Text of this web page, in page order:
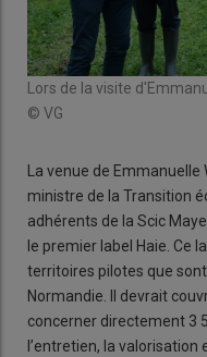
Lors de la visite
© VG
La venue de Emmanuelle
ministre de la Transition
adhérents de la Scic
le premier label Haie. Ce
territoires pilotes que
Normandie. Il devrait
concerner directement 3
l’entretien, la